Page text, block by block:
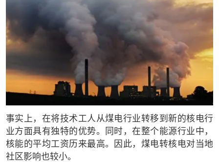
事实上，在将技术工人从煤电行业转移到新的核电行
业方面具有独特的优势。同时，在整个能源行业中，
核能的平均工资历来最高。因此，煤电转核电对当地
社区影响也较小。